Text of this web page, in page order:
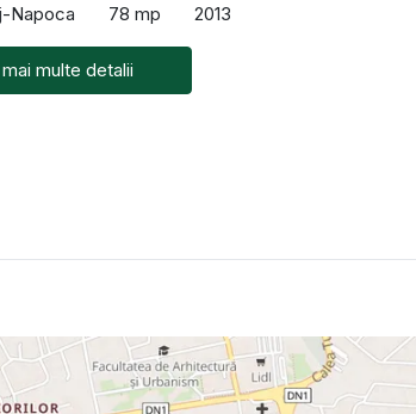
Napoca
78 mp 2013
multe detalii